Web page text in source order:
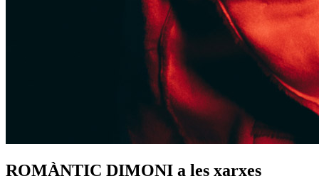
ROMÀNTIC DIMONI a les xarxes